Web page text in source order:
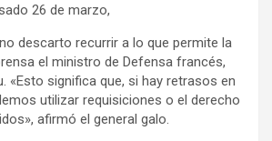
26 de marzo,
descarto recurrir a lo que permite la
el ministro de Defensa francés,
«Esto significa que, si hay retrasos en
utilizar requisiciones o el derecho
afirmó el general galo.